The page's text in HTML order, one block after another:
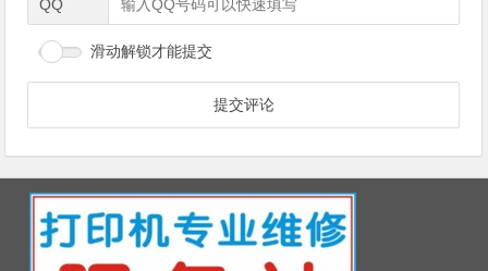
QQ
滑动解锁才能提交